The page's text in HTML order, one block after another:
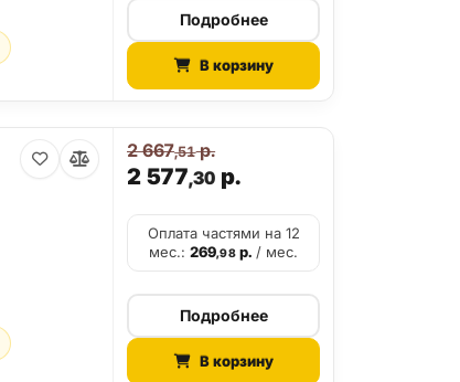
Подробнее
В корзину
2 577,30 р.
2 667,51р.
Оплата частями на 12
мес.:269,98р./ мес.
Подробнее
В корзину